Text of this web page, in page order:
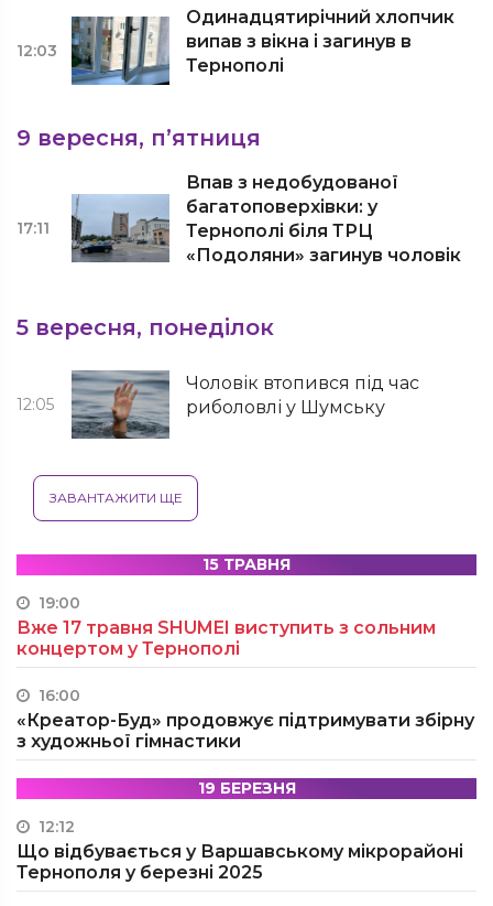
12:03
Одинадцятирічний хлопчик
випав з вікна і загинув в
Тернополі
9 вересня, п’ятниця
17:11
Впав з недобудованої
багатоповерхівки: у
Тернополі біля ТРЦ
«Подоляни» загинув чоловік
5 вересня, понеділок
12:05
Чоловік втопився під час
риболовлі у Шумську
ЗАВАНТАЖИТИ ЩЕ
15 ТРАВНЯ
19:00
Вже 17 травня SHUMEI виступить з сольним
концертом у Тернополі
16:00
«Креатор-Буд» продовжує підтримувати збірну
з художньої гімнастики
19 БЕРЕЗНЯ
12:12
Що відбувається у Варшавському мікрорайоні
Тернополя у березні 2025